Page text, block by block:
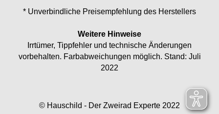
* Unverbindliche Preisempfehlung des Herstellers
Weitere Hinweise
Irrtümer, Tippfehler und technische Änderungen
vorbehalten. Farbabweichungen möglich. Stand: Juli
2022
© Hauschild - Der Zweirad Experte 2022